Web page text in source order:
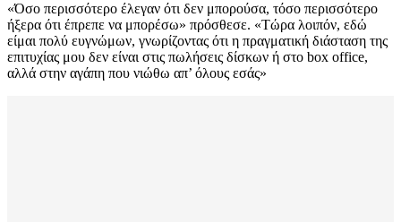
«Όσο περισσότερο έλεγαν ότι δεν μπορούσα, τόσο περισσότερο
ήξερα ότι έπρεπε να μπορέσω» πρόσθεσε. «Τώρα λοιπόν, εδώ
είμαι πολύ ευγνώμων, γνωρίζοντας ότι η πραγματική διάσταση της
επιτυχίας μου δεν είναι στις πωλήσεις δίσκων ή στο box office,
αλλά στην αγάπη που νιώθω απ’ όλους εσάς»